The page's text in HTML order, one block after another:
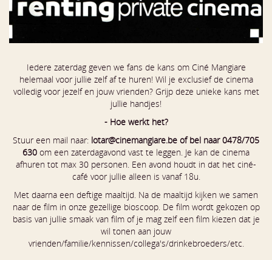
Iedere zaterdag geven we fans de kans om Ciné Mangiare
helemaal voor jullie zelf af te huren! Wil je exclusief de cinema
volledig voor jezelf en jouw vrienden? Grijp deze unieke kans met
jullie handjes!
- Hoe werkt het?
Stuur een mail naar: lotar@cinemangiare.be of bel naar 0478/705
630 om een zaterdagavond vast te leggen. Je kan de cinema
afhuren tot max 30 personen. Een avond houdt in dat het ciné-
café voor jullie alleen is vanaf 18u.
Met daarna een deftige maaltijd. Na de maaltijd kijken we samen
naar de film in onze gezellige bioscoop. De film wordt gekozen op
basis van jullie smaak van film of je mag zelf een film kiezen dat je
wil tonen aan jouw
vrienden/familie/kennissen/collega's/drinkebroeders/etc.